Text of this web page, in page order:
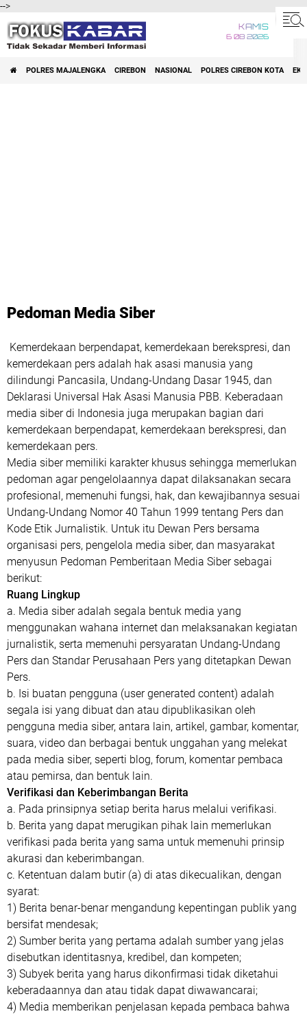
-->
KAMIS
6 08 2026
POLRES MAJALENGKA CIREBON NASIONAL POLRES CIREBON KOTA
Pedoman Media Siber
Kemerdekaan berpendapat, kemerdekaan berekspresi, dan
kemerdekaan pers adalah hak asasi manusia yang
dilindungi Pancasila, Undang-Undang Dasar 1945, dan
Deklarasi Universal Hak Asasi Manusia PBB. Keberadaan
media siber di Indonesia juga merupakan bagian dari
kemerdekaan berpendapat, kemerdekaan berekspresi, dan
kemerdekaan pers.
Media siber memiliki karakter khusus sehingga memerlukan
pedoman agar pengelolaannya dapat dilaksanakan secara
profesional, memenuhi fungsi, hak, dan kewajibannya sesuai
Undang-Undang Nomor 40 Tahun 1999 tentang Pers dan
Kode Etik Jurnalistik. Untuk itu Dewan Pers bersama
organisasi pers, pengelola media siber, dan masyarakat
menyusun Pedoman Pemberitaan Media Siber sebagai
berikut:
Ruang Lingkup
a. Media siber adalah segala bentuk media yang
menggunakan wahana internet dan melaksanakan kegiatan
jurnalistik, serta memenuhi persyaratan Undang-Undang
Pers dan Standar Perusahaan Pers yang ditetapkan Dewan
Pers.
b. Isi buatan pengguna (user generated content) adalah
segala isi yang dibuat dan atau dipublikasikan oleh
pengguna media siber, antara lain, artikel, gambar, komentar,
suara, video dan berbagai bentuk unggahan yang melekat
pada media siber, seperti blog, forum, komentar pembaca
atau pemirsa, dan bentuk lain.
Verifikasi dan Keberimbangan Berita
a. Pada prinsipnya setiap berita harus melalui verifikasi.
b. Berita yang dapat merugikan pihak lain memerlukan
verifikasi pada berita yang sama untuk memenuhi prinsip
akurasi dan keberimbangan.
c. Ketentuan dalam butir (a) di atas dikecualikan, dengan
syarat:
1) Berita benar-benar mengandung kepentingan publik yang
bersifat mendesak;
2) Sumber berita yang pertama adalah sumber yang jelas
disebutkan identitasnya, kredibel, dan kompeten;
3) Subyek berita yang harus dikonfirmasi tidak diketahui
keberadaannya dan atau tidak dapat diwawancarai;
4) Media memberikan penjelasan kepada pembaca bahwa